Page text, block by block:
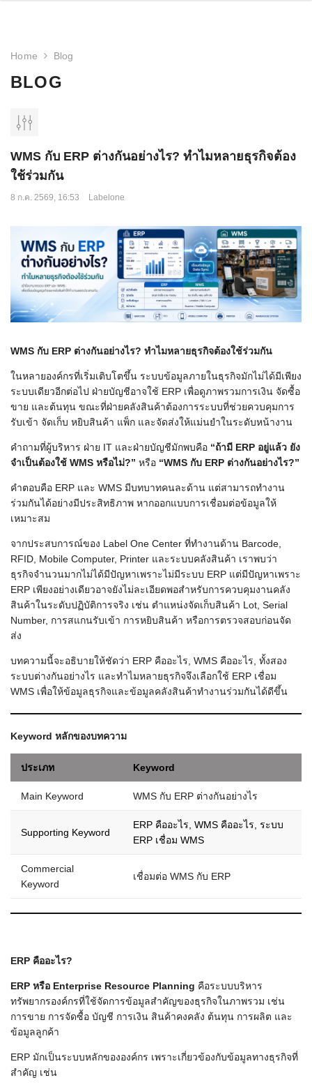
Home Blog
BLOG
WMS กับ ERP ต่างกันอย่างไร? ทำไมหลายธุรกิจต้อง
ใช้ร่วมกัน
8 ก.ค. 2569, 16:53 Labelone
WMS กับ ERP ต่างกันอย่างไร? ทำไมหลายธุรกิจต้องใช้ร่วมกัน
ในหลายองค์กรที่เริ่มเติบโตขึ้น ระบบข้อมูลภายในธุรกิจมักไม่ได้มีเพียง
ระบบเดียวอีกต่อไป ฝ่ายบัญชีอาจใช้ ERP เพื่อดูภาพรวมการเงิน จัดซื้อ
ขาย และต้นทุน ขณะที่ฝ่ายคลังสินค้าต้องการระบบที่ช่วยควบคุมการ
รับเข้า จัดเก็บ หยิบสินค้า แพ็ก และจัดส่งให้แม่นยำในระดับหน้างาน
คำถามที่ผู้บริหาร ฝ่าย IT และฝ่ายบัญชีมักพบคือ “ถ้ามี ERP อยู่แล้ว ยัง
จำเป็นต้องใช้ WMS หรือไม่?” หรือ “WMS กับ ERP ต่างกันอย่างไร?”
คำตอบคือ ERP และ WMS มีบทบาทคนละด้าน แต่สามารถทำงาน
ร่วมกันได้อย่างมีประสิทธิภาพ หากออกแบบการเชื่อมต่อข้อมูลให้
เหมาะสม
จากประสบการณ์ของ Label One Center ที่ทำงานด้าน Barcode,
RFID, Mobile Computer, Printer และระบบคลังสินค้า เราพบว่า
ธุรกิจจำนวนมากไม่ได้มีปัญหาเพราะไม่มีระบบ ERP แต่มีปัญหาเพราะ
ERP เพียงอย่างเดียวอาจยังไม่ละเอียดพอสำหรับการควบคุมงานคลัง
สินค้าในระดับปฏิบัติการจริง เช่น ตำแหน่งจัดเก็บสินค้า Lot, Serial
Number, การสแกนรับเข้า การหยิบสินค้า หรือการตรวจสอบก่อนจัด
ส่ง
บทความนี้จะอธิบายให้ชัดว่า ERP คืออะไร, WMS คืออะไร, ทั้งสอง
ระบบต่างกันอย่างไร และทำไมหลายธุรกิจจึงเลือกใช้ ERP เชื่อม
WMS เพื่อให้ข้อมูลธุรกิจและข้อมูลคลังสินค้าทำงานร่วมกันได้ดีขึ้น
Keyword หลักของบทความ
ประเภท Keyword
Main Keyword WMS กับ ERP ต่างกันอย่างไร
Supporting Keyword
ERP คืออะไร, WMS คืออะไร, ระบบ
ERP เชื่อม WMS
Commercial
Keyword
เชื่อมต่อ WMS กับ ERP
ERP คืออะไร?
ERP หรือ Enterprise Resource Planning คือระบบบริหาร
ทรัพยากรองค์กรที่ใช้จัดการข้อมูลสำคัญของธุรกิจในภาพรวม เช่น
การขาย การจัดซื้อ บัญชี การเงิน สินค้าคงคลัง ต้นทุน การผลิต และ
ข้อมูลลูกค้า
ERP มักเป็นระบบหลักขององค์กร เพราะเกี่ยวข้องกับข้อมูลทางธุรกิจที่
สำคัญ เช่น